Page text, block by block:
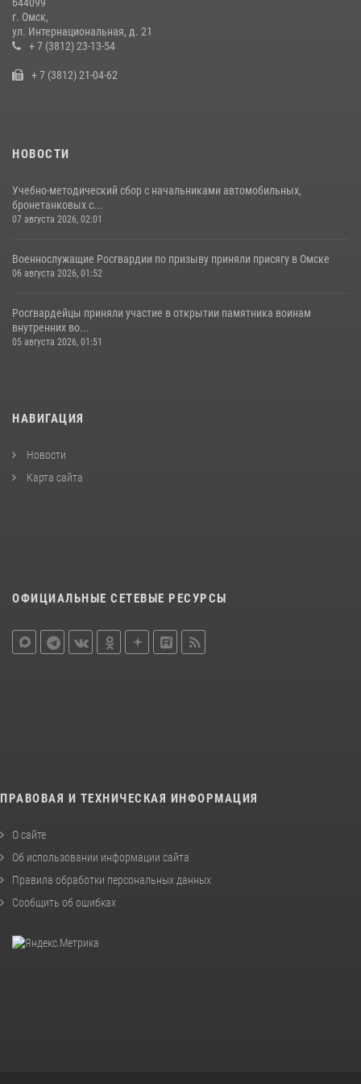
Росгвардейцы приняли участие в крестном ходе в День крещения
Руси в Омске
644099
г. Омск,
ул. Интернациональная, д. 21
+ 7 (3812) 23-13-54
+ 7 (3812) 21-04-62
НОВОСТИ
Учебно-методический сбор с начальниками автомобильных,
бронетанковых с...
07 августа 2026, 02:01
Военнослужащие Росгвардии по призыву приняли присягу в Омске
06 августа 2026, 01:52
Росгвардейцы приняли участие в открытии памятника воинам
внутренних во...
05 августа 2026, 01:51
НАВИГАЦИЯ
Новости
Карта сайта
ОФИЦИАЛЬНЫЕ СЕТЕВЫЕ РЕСУРСЫ
ПРАВОВАЯ И ТЕХНИЧЕСКАЯ ИНФОРМАЦИЯ
О сайте
Об использовании информации сайта
Правила обработки персональных данных
Сообщить об ошибках